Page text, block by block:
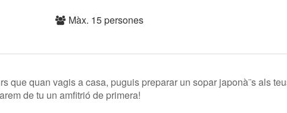
Màx. 15 persones
que quan vagis a casa, puguis preparar un sopar japonà¨s als
de tu un amfitrió de primera!